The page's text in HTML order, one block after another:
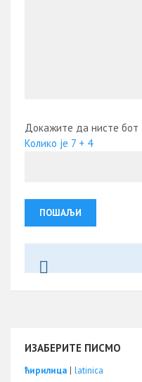
Докажите да нисте бот
Колико је 7 + 4
ИЗАБЕРИТЕ ПИСМО
ћирилица | latinica